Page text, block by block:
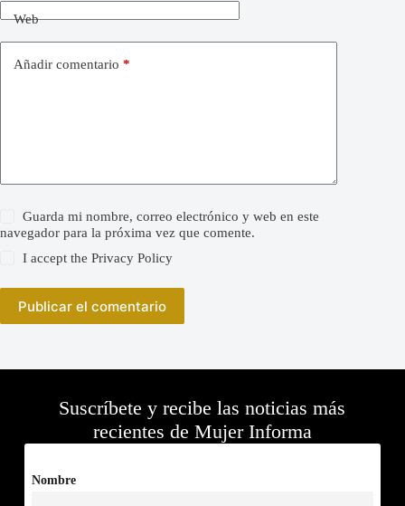
Web
Añadir comentario *
Guarda mi nombre, correo electrónico y web en este
navegador para la próxima vez que comente.
I accept thePrivacy Policy
Publicar el comentario
Suscríbete y recibe las noticias más
recientes de Mujer Informa
Nombre